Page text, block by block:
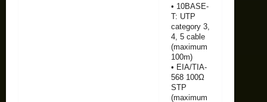
• 10BASE-
T: UTP
category 3,
4, 5 cable
(maximum
100m)
• EIA/TIA-
568 100Ω
STP
(maximum